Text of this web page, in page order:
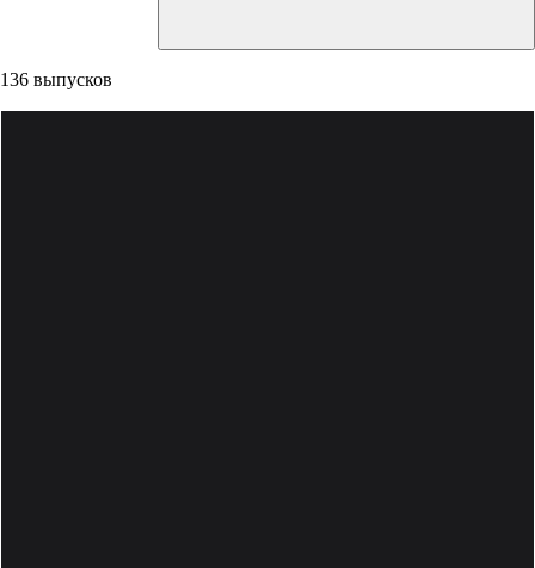
136 выпусков